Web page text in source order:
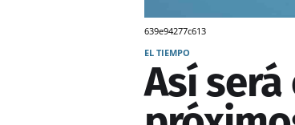
639e94277c613
EL TIEMPO
Así